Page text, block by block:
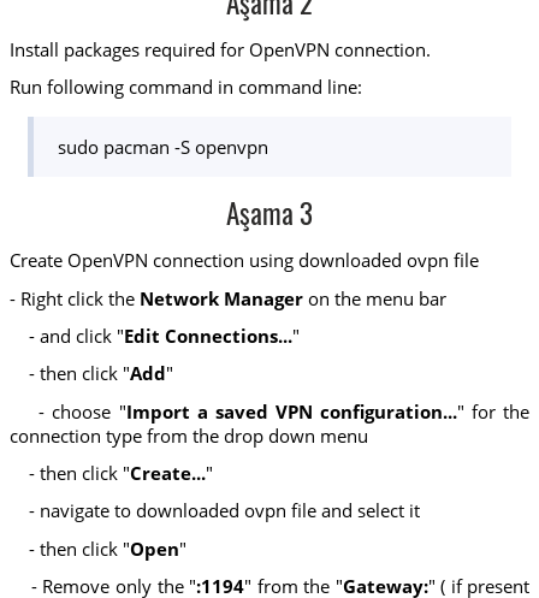
Aşama 2
Install packages required for OpenVPN connection.
Run following command in command line:
sudo pacman -S openvpn
Aşama 3
Create OpenVPN connection using downloaded ovpn file
- Right click the Network Manageron the menu bar
- and click "Edit Connections..."
- then click "Add"
- choose "Import a saved VPN configuration..." for the
connection type from the drop down menu
- then click "Create..."
- navigate to downloaded ovpn file and select it
- then click "Open"
- Remove only the ":1194" from the "Gateway:" ( if present